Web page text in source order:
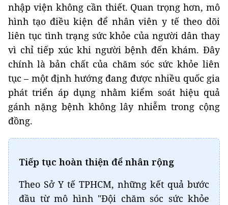
nhập viện không cần thiết. Quan trọng hơn, mô
hình tạo điều kiện để nhân viên y tế theo dõi
liên tục tình trạng sức khỏe của người dân thay
vì chỉ tiếp xúc khi người bệnh đến khám. Đây
chính là bản chất của chăm sóc sức khỏe liên
tục – một định hướng đang được nhiều quốc gia
phát triển áp dụng nhằm kiểm soát hiệu quả
gánh nặng bệnh không lây nhiễm trong cộng
đồng.
Tiếp tục hoàn thiện để nhân rộng
Theo Sở Y tế TPHCM, những kết quả bước
đầu từ mô hình "Đội chăm sóc sức khỏe